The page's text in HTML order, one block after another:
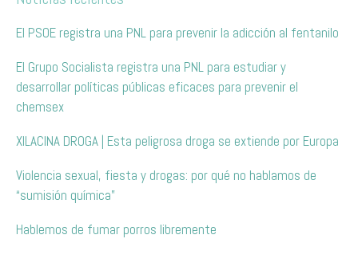
El PSOE registra una PNL para prevenir la adicción al fentanilo
El Grupo Socialista registra una PNL para estudiar y
desarrollar políticas públicas eficaces para prevenir el
chemsex
XILACINA DROGA | Esta peligrosa droga se extiende por Europa
Violencia sexual, fiesta y drogas: por qué no hablamos de
“sumisión química”
Hablemos de fumar porros libremente